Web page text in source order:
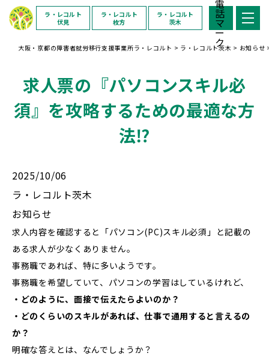
ラ・レコルト
伏見
ラ・レコルト
枚方
ラ・レコルト
茨木
大阪・京都の障害者就労移行支援事業所ラ・レコルト > ラ・レコルト茨木 > お知らせ
求人票の『パソコンスキル必
須』を攻略するための最適な方
法⁉️
2025/10/06
ラ・レコルト茨木
お知らせ
求人内容を確認すると「パソコン(PC)スキル必須」と記載の
ある求人が少なくありません。
事務職であれば、特に多いようです。
事務職を希望していて、パソコンの学習はしているけれど、
・どのように、面接で伝えたらよいのか？
・どのくらいのスキルがあれば、仕事で通用すると言えるの
か？
明確な答えとは、なんでしょうか？